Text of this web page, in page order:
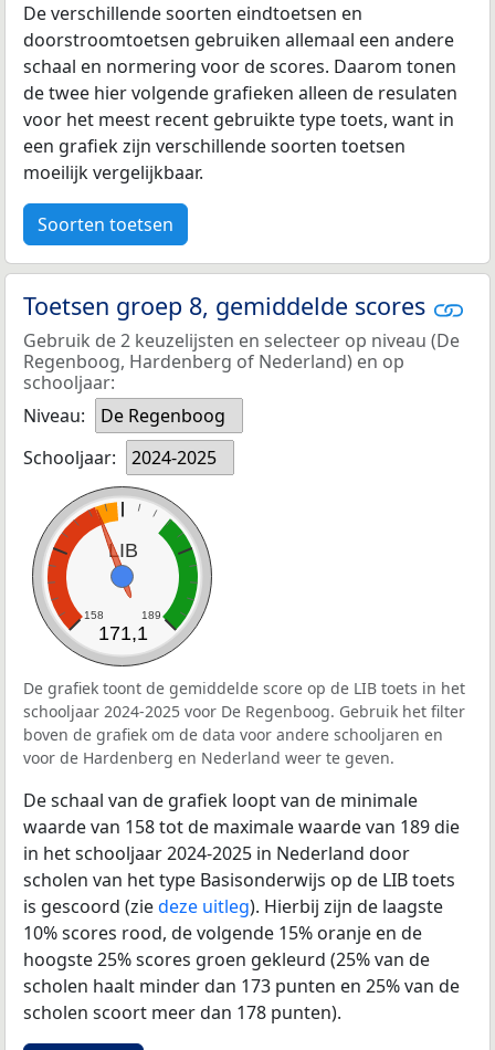
De verschillende soorten eindtoetsen en
doorstroomtoetsen gebruiken allemaal een andere
schaal en normering voor de scores. Daarom tonen
de twee hier volgende grafieken alleen de resulaten
voor het meest recent gebruikte type toets, want in
een grafiek zijn verschillende soorten toetsen
moeilijk vergelijkbaar.
Soorten toetsen
Toetsen groep 8, gemiddelde scores
Gebruik de 2 keuzelijsten en selecteer op niveau (De
Regenboog, Hardenberg of Nederland) en op
schooljaar:
Niveau:
De Regenboog
Schooljaar:
2024-2025
LIB
158 189
171,1
De grafiek toont de gemiddelde score op de LIB toets in het
schooljaar 2024-2025 voor De Regenboog. Gebruik het filter
boven de grafiek om de data voor andere schooljaren en
voor de Hardenberg en Nederland weer te geven.
De schaal van de grafiek loopt van de minimale
waarde van 158 tot de maximale waarde van 189 die
in het schooljaar 2024-2025 in Nederland door
scholen van het type Basisonderwijs op de LIB toets
is gescoord (ziedeze uitleg). Hierbij zijn de laagste
10% scores rood, de volgende 15% oranje en de
hoogste 25% scores groen gekleurd (25% van de
scholen haalt minder dan 173 punten en 25% van de
scholen scoort meer dan 178 punten).